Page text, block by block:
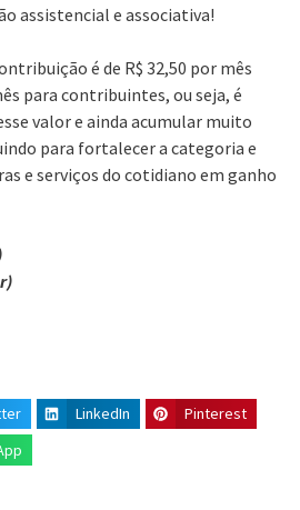
assistencial e associativa!
é de R$ 32,50 por mês
para contribuintes, ou seja, é
valor e ainda acumular muito
para fortalecer a categoria e
e serviços do cotidiano em ganho
LinkedIn
Pinterest